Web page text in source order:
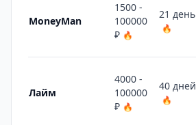
MoneyMan
1500 -
100000
₽ 🔥
21 день
🔥
Лайм
4000 -
100000
₽ 🔥
40 дней
🔥